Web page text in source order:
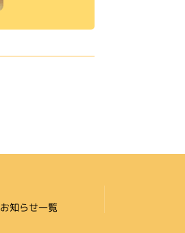
お知らせ一覧